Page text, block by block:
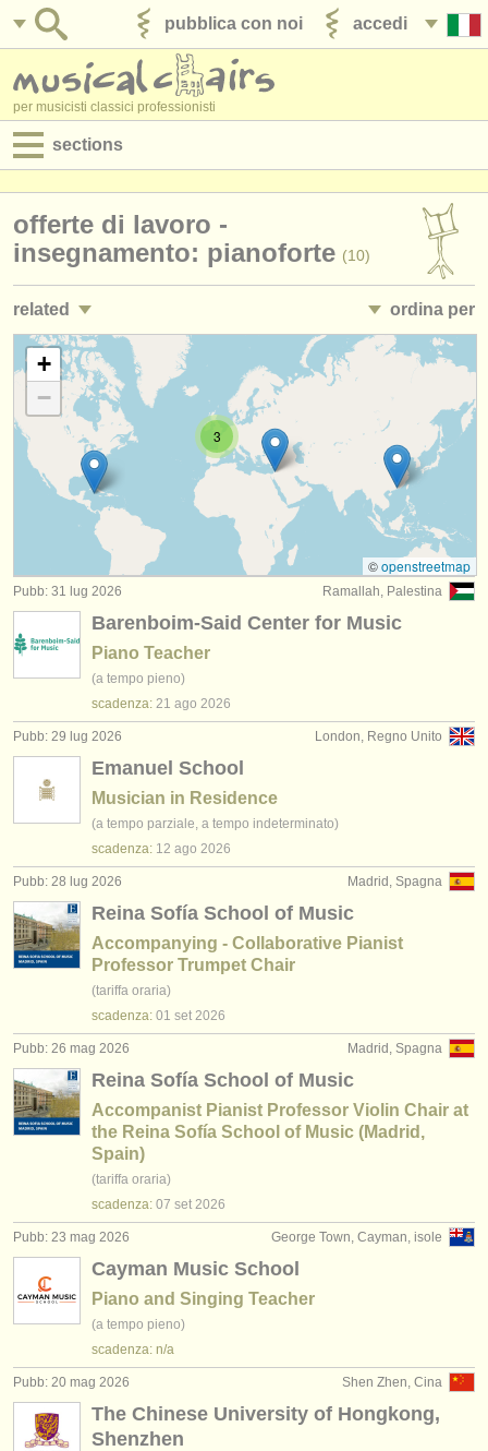
accedi
pubblica con noi
per musicisti classici professionisti
sections
jobs - spettacolo
jobs - insegnamento
jobs - amministrazione
degree courses
corsi
concorsi/
strumenti in vendita
strumenti rubati
elenchi:
orchestre e teatri lirici
conservatori
orchestre giovanili
musicalchairs:
riguardo musicalchairs
contattaci
rss feeds
notizie di musica classica
pubblica con noi
find out about our ATS
ATS faq
offerte di lavoro -
insegnamento: pianoforte (10)
related ordina per
jobs - spettacolo: pianoforte
masterclass piano (16)
corsi: piano accompaniment (3)
degree courses: pianoforte
degree courses: fortepiano
degree courses: clavicembalo
degree courses: piano accompaniment
concorso piano
piano in vendita
piano smarrito (5)
• pubblicato
scadenza
•stato (a-z)
3
+
−
©openstreetmap
Ramallah, Palestina
Pubb: 31 lug 2026
Barenboim-Said Center for Music
Piano Teacher
(a tempo pieno)
scadenza: 21 ago 2026
London, Regno Unito
Pubb: 29 lug 2026
Emanuel School
Musician in Residence
(a tempo parziale, a tempo indeterminato)
scadenza: 12 ago 2026
Madrid, Spagna
Pubb: 28 lug 2026
Reina Sofía School of Music
Accompanying - Collaborative Pianist
Professor Trumpet Chair
(tariffa oraria)
scadenza: 01 set 2026
Madrid, Spagna
Pubb: 26 mag 2026
Reina Sofía School of Music
Accompanist Pianist Professor Violin Chair at
the Reina Sofía School of Music (Madrid,
Spain)
(tariffa oraria)
scadenza: 07 set 2026
George Town, Cayman, isole
Pubb: 23 mag 2026
Cayman Music School
Piano and Singing Teacher
(a tempo pieno)
scadenza: n/a
Shen Zhen, Cina
Pubb: 20 mag 2026
The Chinese University of Hongkong,
Shenzhen